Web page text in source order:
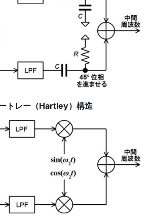
トレー（Hartley）構造